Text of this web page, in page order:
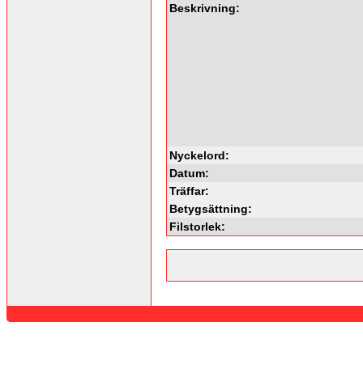
Beskrivning:
Nyckelord:
Datum:
Träffar:
Betygsättning:
Filstorlek: